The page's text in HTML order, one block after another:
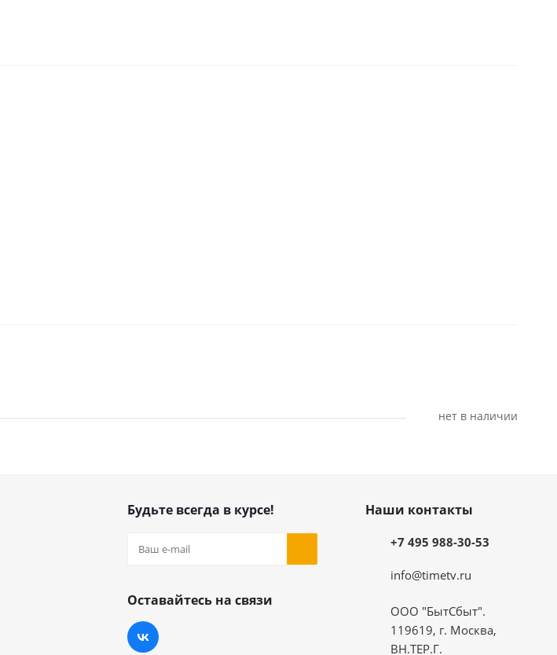
Нет в наличии
Будьте всегда в курсе!
Оставайтесь на связи
Наши контакты
+7 495 988-30-53
info@timetv.ru
ООО "БытСбыт".
119619, г. Москва,
ВН.ТЕР.Г.